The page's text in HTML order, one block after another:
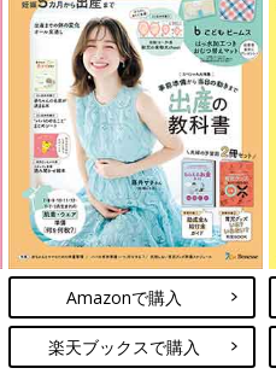
Amazonで購入
楽天ブックスで購入